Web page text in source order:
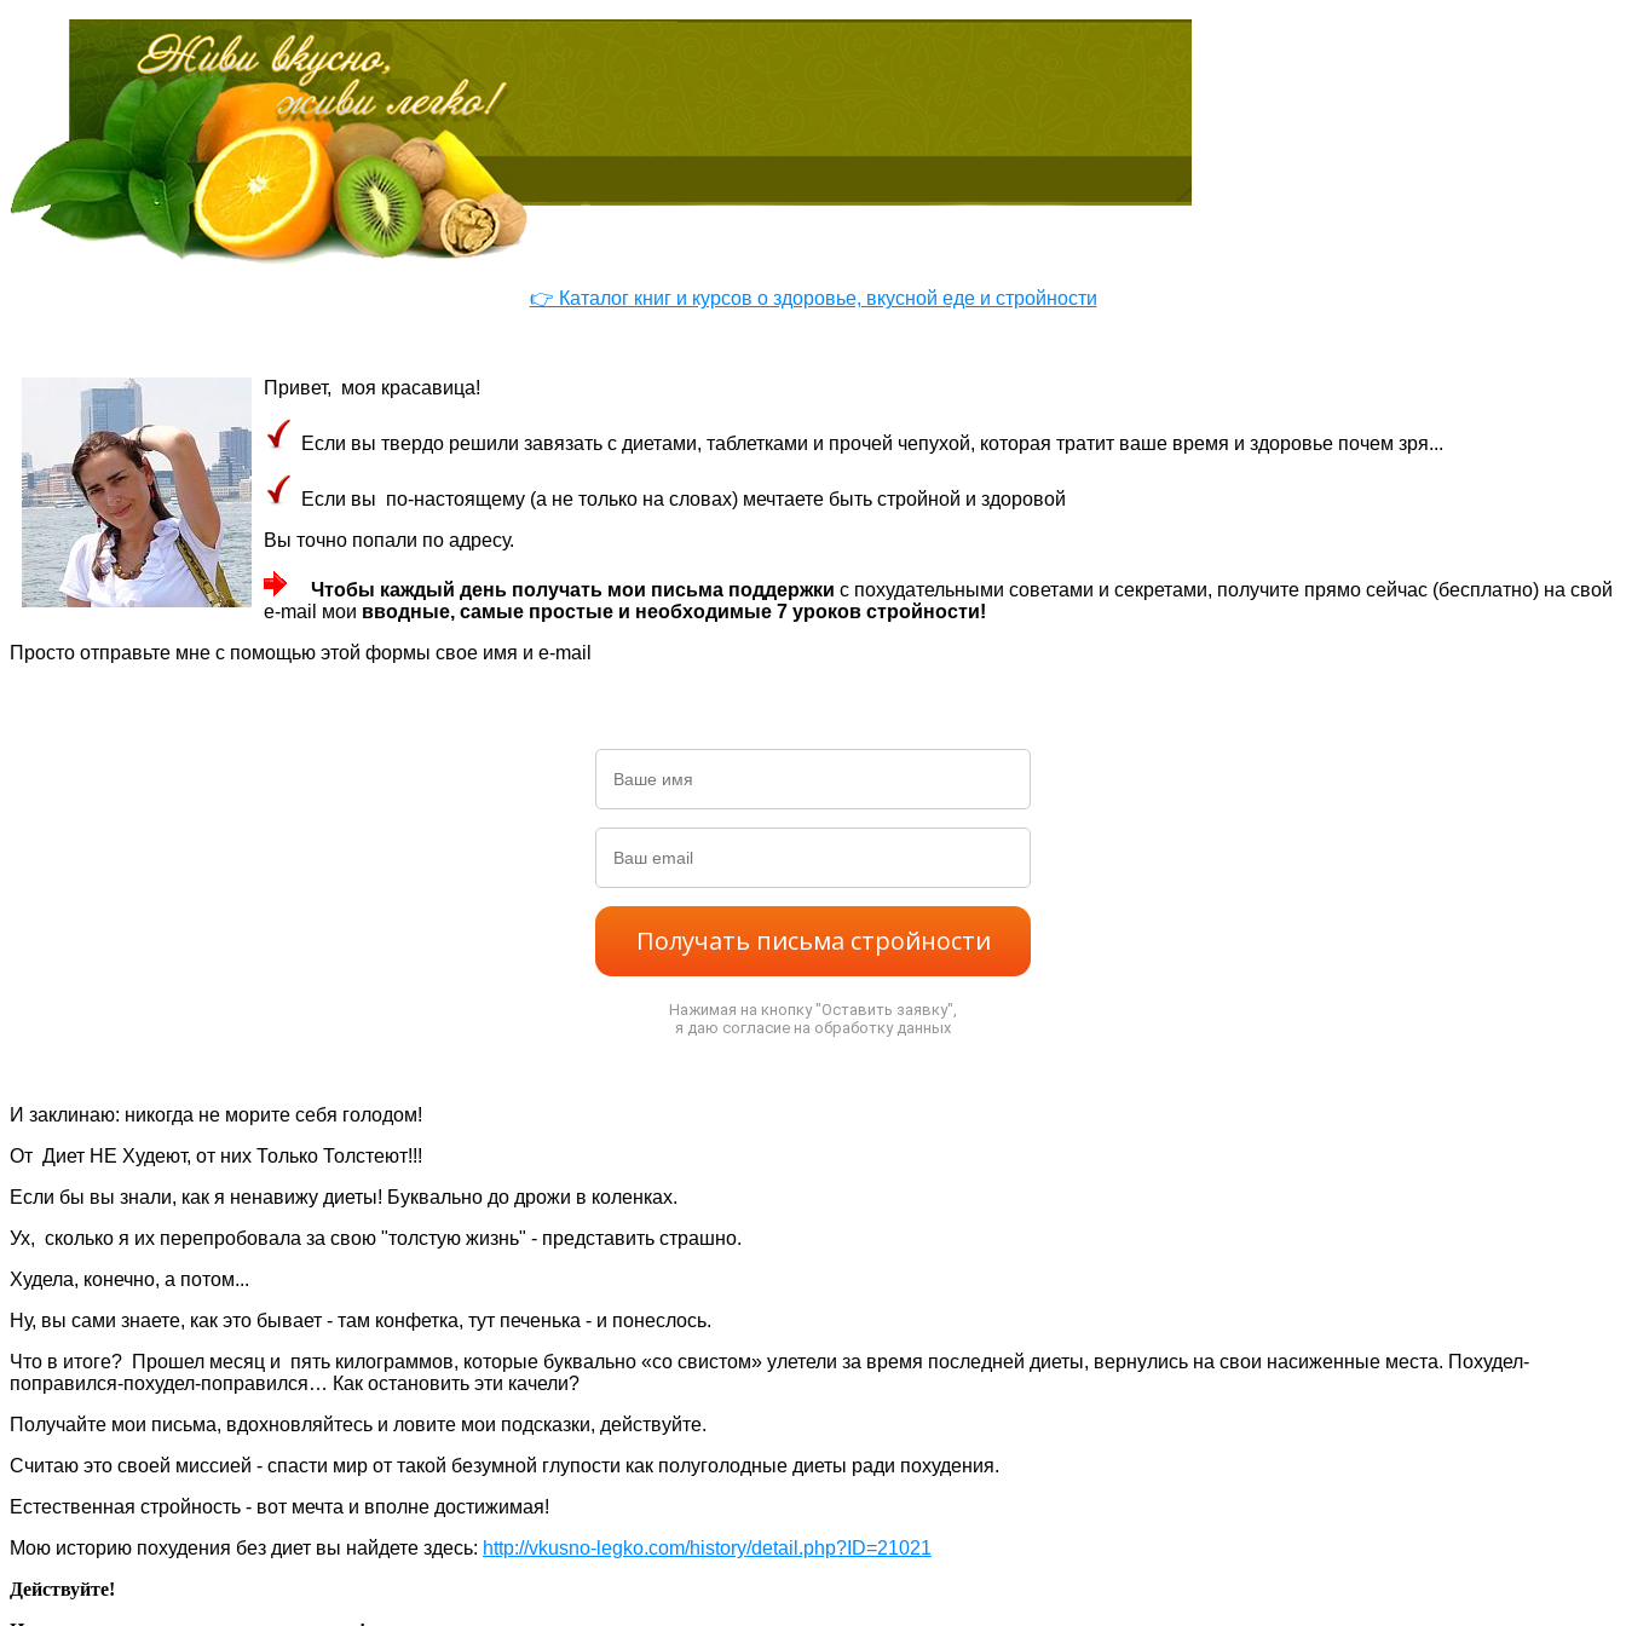
👉 Каталог книг и курсов о здоровье, вкусной еде и стройности
Привет, моя красавица!
Если вы твердо решили завязать с диетами, таблетками и прочей чепухой, которая тратит ваше время и здоровье почем зря...
Если вы по-настоящему (а не только на словах) мечтаете быть стройной и здоровой
Вы точно попали по адресу.
Чтобы каждый день получать мои письма поддержки с похудательными советами и секретами, получите прямо сейчас (бесплатно) на свой
e-mail мои вводные, самые простые и необходимые 7 уроков стройности!
Просто отправьте мне с помощью этой формы свое имя и e-mail
Получать письма стройности
Нажимая на кнопку "Оставить заявку",
я даю согласие на обработку данных
И заклинаю: никогда не морите себя голодом!
От Диет НЕ Худеют, от них Только Толстеют!!!
Если бы вы знали, как я ненавижу диеты! Буквально до дрожи в коленках.
Ух, сколько я их перепробовала за свою "толстую жизнь" - представить страшно.
Худела, конечно, а потом...
Ну, вы сами знаете, как это бывает - там конфетка, тут печенька - и понеслось.
Что в итоге? Прошел месяц и пять килограммов, которые буквально «со свистом» улетели за время последней диеты, вернулись на свои насиженные места. Похудел-
поправился-похудел-поправился… Как остановить эти качели?
Получайте мои письма, вдохновляйтесь и ловите мои подсказки, действуйте.
Считаю это своей миссией - спасти мир от такой безумной глупости как полуголодные диеты ради похудения.
Естественная стройность - вот мечта и вполне достижимая!
Мою историю похудения без диет вы найдете здесь: http://vkusno-legko.com/history/detail.php?ID=21021
Действуйте!